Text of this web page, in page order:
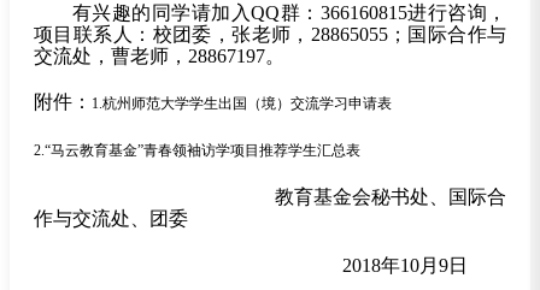
有兴趣的同学请加入QQ群：366160815进行咨询，
项目联系人：校团委，张老师，28865055；国际合作与
交流处，曹老师，28867197。
附件： 1. 杭州师范大学学生出国（境）交流学习申请表
2. “马云教育基金”青春领袖访学项目推荐学生汇总表
教育基金会秘书处、国际合
作与交流处、团委
2018年10月9日